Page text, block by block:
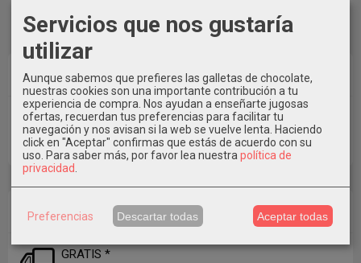
Idioma
Costes de Envío
GRATIS *
Servicios que nos gustaría
utilizar
Aunque sabemos que prefieres las galletas de chocolate,
nuestras cookies son una importante contribución a tu
experiencia de compra. Nos ayudan a enseñarte jugosas
ofertas, recuerdan tus preferencias para facilitar tu
navegación y nos avisan si la web se vuelve lenta. Haciendo
click en "Aceptar" confirmas que estás de acuerdo con su
uso. Para saber más, por favor lea nuestra política de
privacidad
Preferencias Descartar todas Aceptar todas